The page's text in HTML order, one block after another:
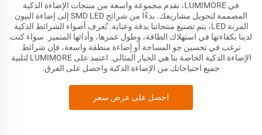
في LUMIMORE، نقدم مجموعة واسعة من منتجات الإضاءة الذكية
المصممة لتحويل مشاريعك. بدءًا من شرائح SMD LED إلى إضاءة النيون
المرنة LED، يتم تصنيع منتجاتنا بدقة وعناية. تُعرف أضواء الشرائط الذكية
لدينا بكفاءتها في استهلاك الطاقة، وطول عمرها، وأدائها المتميز. سواء كنت
ترغب في تحسين جو المساحة أو إضاءة منطقة واسعة، فإن شرائط
الإضاءة الذكية الخاصة بنا هي الخيار المثالي. اعتمد على LUMIMORE لتلبية
جميع احتياجاتك من الإضاءة الذكية واحصل على الفرق.
احصل على عرض سعر